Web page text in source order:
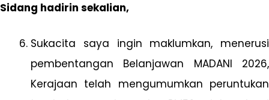
Sidang hadirin sekalian,
Sukacita saya ingin maklumkan, menerusi
pembentangan Belanjawan MADANI 2026,
Kerajaan telah mengumumkan peruntukan